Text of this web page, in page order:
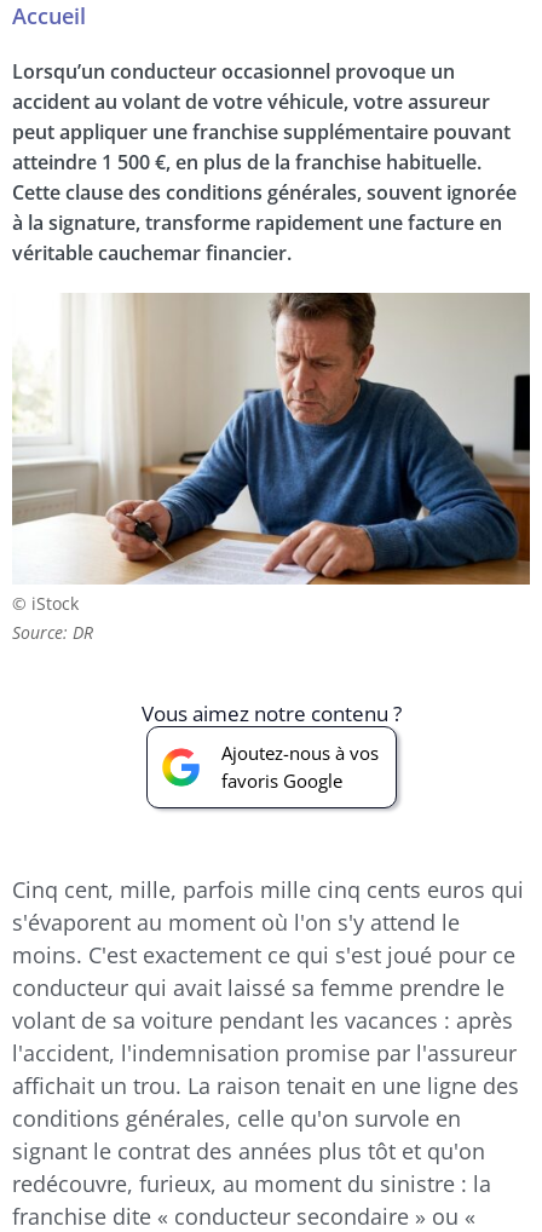
Accueil
Lorsqu’un conducteur occasionnel provoque un
accident au volant de votre véhicule, votre assureur
peut appliquer une franchise supplémentaire pouvant
atteindre 1 500 €, en plus de la franchise habituelle.
Cette clause des conditions générales, souvent ignorée
à la signature, transforme rapidement une facture en
véritable cauchemar financier.
© iStock
Source: DR
Vous aimez notre contenu ?
Ajoutez-nous à vos
favoris Google
Cinq cent, mille, parfois mille cinq cents euros qui
s'évaporent au moment où l'on s'y attend le
moins. C'est exactement ce qui s'est joué pour ce
conducteur qui avait laissé sa femme prendre le
volant de sa voiture pendant les vacances : après
l'accident, l'indemnisation promise par l'assureur
affichait un trou. La raison tenait en une ligne des
conditions générales, celle qu'on survole en
signant le contrat des années plus tôt et qu'on
redécouvre, furieux, au moment du sinistre : la
franchise dite « conducteur secondaire » ou «